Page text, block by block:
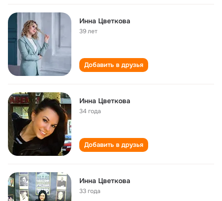
Инна Цветкова
39 лет
Добавить в друзья
Инна Цветкова
34 года
Добавить в друзья
Инна Цветкова
33 года